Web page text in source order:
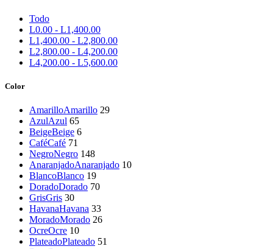
Todo
L0.00 - L1,400.00
L1,400.00 - L2,800.00
L2,800.00 - L4,200.00
L4,200.00 - L5,600.00
Color
AmarilloAmarillo 29
AzulAzul 65
BeigeBeige 6
CaféCafé 71
NegroNegro 148
AnaranjadoAnaranjado 10
BlancoBlanco 19
DoradoDorado 70
GrisGris 30
HavanaHavana 33
MoradoMorado 26
OcreOcre 10
PlateadoPlateado 51